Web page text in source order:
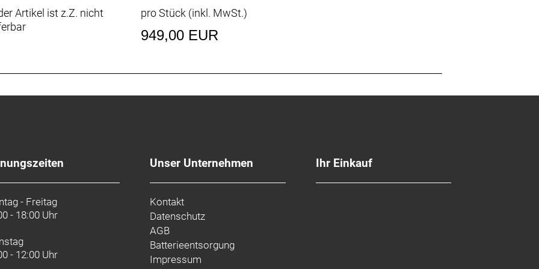
gedichtetes Patronenlager, 1 1/8"
17 mm Innenweite, Presta-Ventil
von Shimano, 130 x 5 mm
Artikel ist z.Z. nicht
pro Stück (inkl. MwSt.)
949,00 EUR
- Freitag
- 18:00 Uhr
- 12:00 Uhr
Unser Unternehmen
Kontakt
Datenschutz
AGB
Batterieentsorgung
Impressum
Ihr Einkauf